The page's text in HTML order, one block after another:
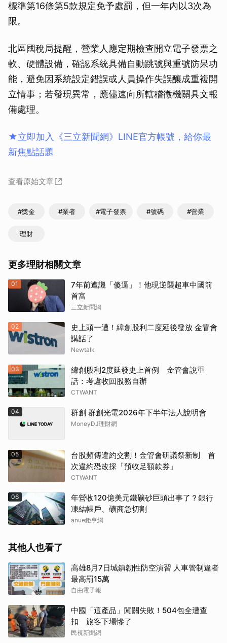
標準第16條第5款規定免予處罰，但一年內以3次為
限。
北區國稅局提醒，營業人應定期檢查開立電子發票之
軟、硬體設備，確認系統具備自動跳號與重號防呆功
能，避免因系統設定錯誤或人員操作失誤釀成重複開
立情事；若發現異常，應儘速向所轄稽徵機關具文報
備處理。
★立即加入《三立新聞網》LINE官方帳號，給你最
新焦點話題
查看原始文章
#獎金 #業者 #電子發票 #號碼 #營業
理財
更多理財相關文章
01
7年前遭譏「傻逼」！他現逆襲超車中國前
首富
三立新聞網
02
史上頭一遭！緯創股利二度延後發放 金管會
講話了
Newtalk
03
緯創股利2度延發史上首例 金管會說重
話：考慮收回股務自辦
CTWANT
04 群創 群創光電2026年下半年法人說明會
MoneyDJ理財網
05
台股頻傳違約交割！金管會研議祭新制 首
次違約恐改採「預收足額款券」
CTWANT
06
年營收120億美元鐵礦砂巨頭出事了？銀行
凍結帳戶、礦商急切割
anue鉅亨網
其他人也看了
高雄8月7日城鎮韌性防空演習 人車管制違者
最高罰15萬
自由電子報
中國「這產品」闖關失敗！504包全遭查
扣 旅客下場慘了
民視新聞網